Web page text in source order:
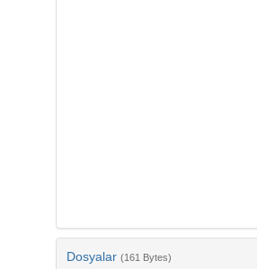
Dosyalar (161 Bytes)